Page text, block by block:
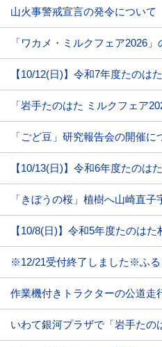
山火事警戒宣言の発令について
「ワカメ・ミルクフェア2026
「岩手たのはた ミルクフェア
「ごど豆」研究報告会の開催に